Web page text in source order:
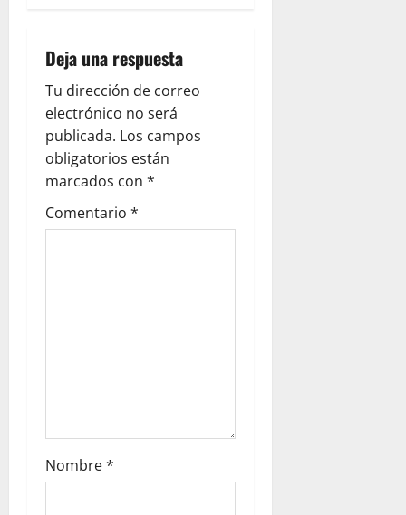
a
c
i
ó
n
r
a
Deja una respuesta
Tu dirección de correo
electrónico no será
publicada. Los campos
obligatorios están
marcados con *
Comentario *
Nombre*